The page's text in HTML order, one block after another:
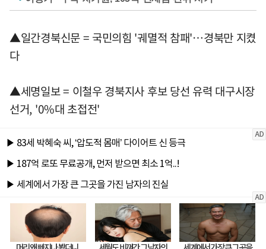
▲일간경북신문 = 국민의힘 '궤멸적 참패'…경북만 지켰
다
▲세명일보 = 이철우 경북지사 후보 당선 유력 대구시장
선거, '0%대 초접전'